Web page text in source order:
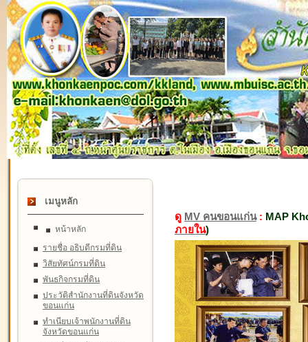
เมนูหลัก
หน้าหลัก
รายชื่อ อธิบดีกรมที่ดิน
วิสัยทัศน์กรมที่ดิน
พันธกิจกรมที่ดิน
ประวัติสำนักงานที่ดินจังหวัด
ขอนแก่น
ทำเนียบเจ้าพนักงานที่ดิน
จังหวัดขอนแก่น
ดู MV คนขอนแก่น: MAP
ภายใน)